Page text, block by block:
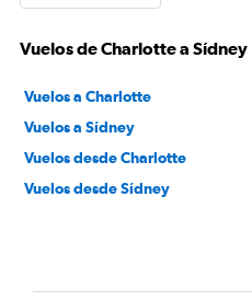
Vuelos de Charlotte a Sídney
Vuelos a Charlotte
Vuelos a Sídney
Vuelos desde Charlotte
Vuelos desde Sídney